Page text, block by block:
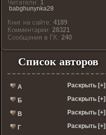
Читатели: 1
babghunynka28
Книг на сайте:4189
Комментарии:28321
Cообщения в ГК:240
Список авторов
А Раскрыть [+]
Б Раскрыть [+]
В Раскрыть [+]
Г Раскрыть [+]